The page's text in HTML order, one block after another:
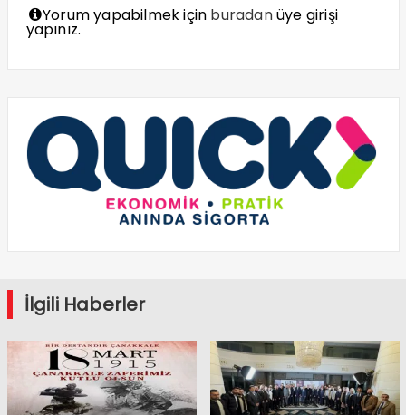
Yorum yapabilmek için buradanüye girişi
yapınız.
İlgili Haberler